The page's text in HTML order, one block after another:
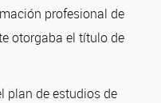
profesional de
otorgaba el título de
plan de estudios de